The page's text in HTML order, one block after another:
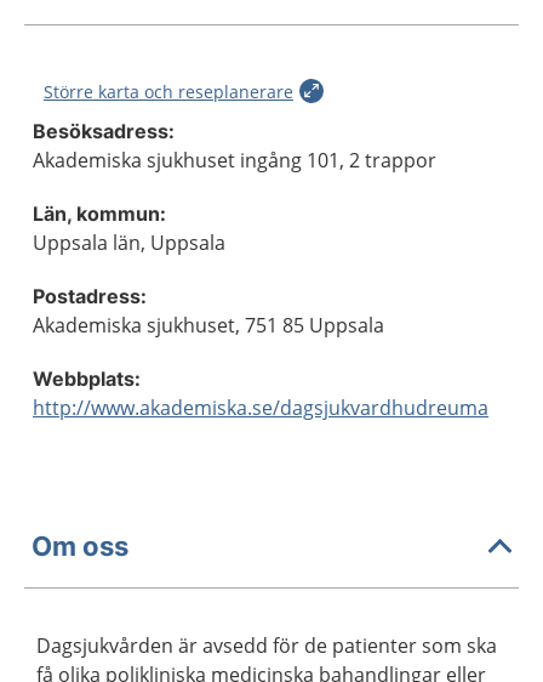
Större karta och reseplanerare
Besöksadress:
Akademiska sjukhuset ingång 101, 2 trappor
Län, kommun:
Uppsala län, Uppsala
Postadress:
Akademiska sjukhuset, 751 85 Uppsala
Webbplats:
http://www.akademiska.se/dagsjukvardhudreuma
Om oss
Dagsjukvården är avsedd för de patienter som ska
få olika polikliniska medicinska bahandlingar eller